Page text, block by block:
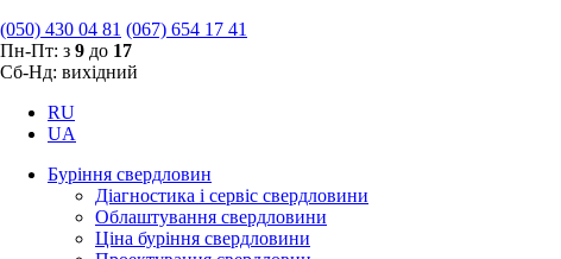
(050) 430 04 81 (067) 654 17 41
Пн-Пт: з 9 до 17
Сб-Нд: вихідний
RU
UA
Буріння свердловин
Діагностика і сервіс свердловини
Облаштування свердловини
Ціна буріння свердловини